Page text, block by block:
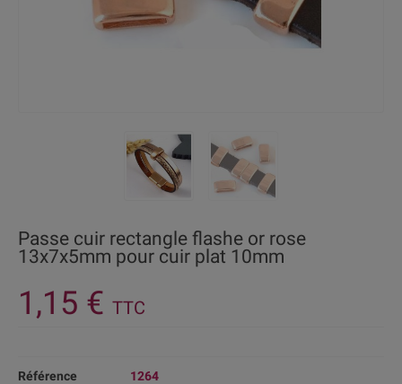
Passe cuir rectangle flashe or rose
13x7x5mm pour cuir plat 10mm
1,15 € TTC
Référence 1264